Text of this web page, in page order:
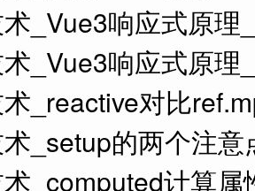
_Vue3响应式原理
_Vue3响应式原理
_reactive对比
_setup的两个注意
_computed计算属